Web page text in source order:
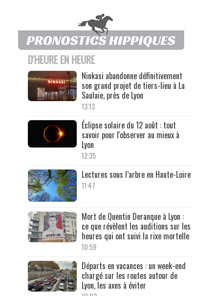
D'HEURE EN HEURE
Ninkasi abandonne définitivement
son grand projet de tiers-lieu à La
Saulaie, près de Lyon
13:13
Éclipse solaire du 12 août : tout
savoir pour l'observer au mieux à
Lyon
12:35
Lectures sous l’arbre en Haute-Loire
11:47
Mort de Quentin Deranque à Lyon :
ce que révèlent les auditions sur les
heures qui ont suivi la rixe mortelle
10:59
Départs en vacances : un week-end
chargé sur les routes autour de
Lyon, les axes à éviter